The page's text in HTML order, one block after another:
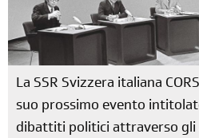
La SSR Svizzera italiana
suo prossimo evento
dibattiti politici attraverso gli